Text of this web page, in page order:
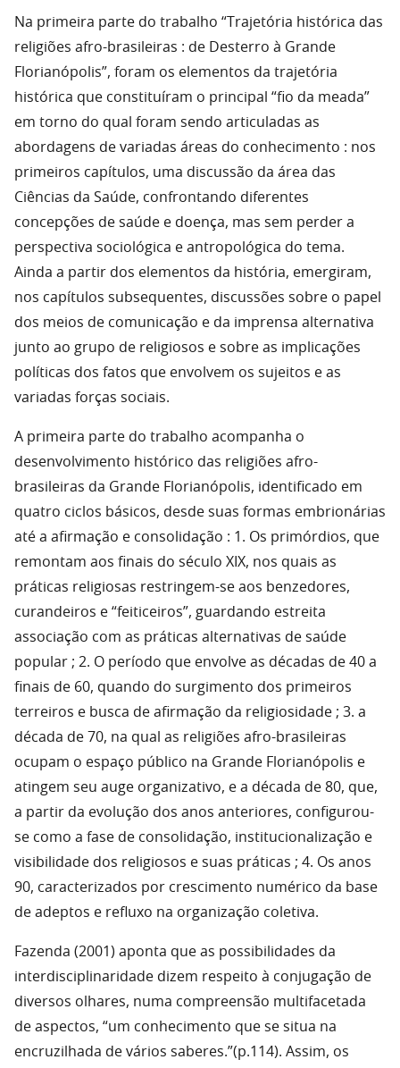
Na primeira parte do trabalho “Trajetória histórica das
religiões afro-brasileiras : de Desterro à Grande
Florianópolis”, foram os elementos da trajetória
histórica que constituíram o principal “fio da meada”
em torno do qual foram sendo articuladas as
abordagens de variadas áreas do conhecimento : nos
primeiros capítulos, uma discussão da área das
Ciências da Saúde, confrontando diferentes
concepções de saúde e doença, mas sem perder a
perspectiva sociológica e antropológica do tema.
Ainda a partir dos elementos da história, emergiram,
nos capítulos subsequentes, discussões sobre o papel
dos meios de comunicação e da imprensa alternativa
junto ao grupo de religiosos e sobre as implicações
políticas dos fatos que envolvem os sujeitos e as
variadas forças sociais.
A primeira parte do trabalho acompanha o
desenvolvimento histórico das religiões afro-
brasileiras da Grande Florianópolis, identificado em
quatro ciclos básicos, desde suas formas embrionárias
até a afirmação e consolidação : 1. Os primórdios, que
remontam aos finais do século XIX, nos quais as
práticas religiosas restringem-se aos benzedores,
curandeiros e “feiticeiros”, guardando estreita
associação com as práticas alternativas de saúde
popular ; 2. O período que envolve as décadas de 40 a
finais de 60, quando do surgimento dos primeiros
terreiros e busca de afirmação da religiosidade ; 3. a
década de 70, na qual as religiões afro-brasileiras
ocupam o espaço público na Grande Florianópolis e
atingem seu auge organizativo, e a década de 80, que,
a partir da evolução dos anos anteriores, configurou-
se como a fase de consolidação, institucionalização e
visibilidade dos religiosos e suas práticas ; 4. Os anos
90, caracterizados por crescimento numérico da base
de adeptos e refluxo na organização coletiva.
Fazenda (2001) aponta que as possibilidades da
interdisciplinaridade dizem respeito à conjugação de
diversos olhares, numa compreensão multifacetada
de aspectos, “um conhecimento que se situa na
encruzilhada de vários saberes.”(p.114). Assim, os